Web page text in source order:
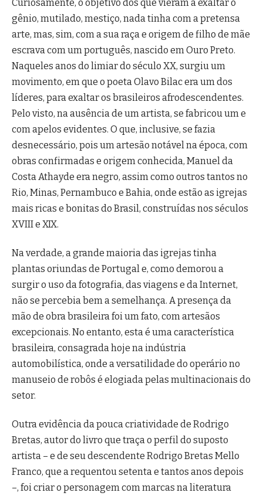
Curiosamente, o objetivo dos que vieram a exaltar o
gênio, mutilado, mestiço, nada tinha com a pretensa
arte, mas, sim, com a sua raça e origem de filho de mãe
escrava com um português, nascido em Ouro Preto.
Naqueles anos do limiar do século XX, surgiu um
movimento, em que o poeta Olavo Bilac era um dos
líderes, para exaltar os brasileiros afrodescendentes.
Pelo visto, na ausência de um artista, se fabricou um e
com apelos evidentes. O que, inclusive, se fazia
desnecessário, pois um artesão notável na época, com
obras confirmadas e origem conhecida, Manuel da
Costa Athayde era negro, assim como outros tantos no
Rio, Minas, Pernambuco e Bahia, onde estão as igrejas
mais ricas e bonitas do Brasil, construídas nos séculos
XVIII e XIX.
Na verdade, a grande maioria das igrejas tinha
plantas oriundas de Portugal e, como demorou a
surgir o uso da fotografia, das viagens e da Internet,
não se percebia bem a semelhança. A presença da
mão de obra brasileira foi um fato, com artesãos
excepcionais. No entanto, esta é uma característica
brasileira, consagrada hoje na indústria
automobilística, onde a versatilidade do operário no
manuseio de robôs é elogiada pelas multinacionais do
setor.
Outra evidência da pouca criatividade de Rodrigo
Bretas, autor do livro que traça o perfil do suposto
artista – e de seu descendente Rodrigo Bretas Mello
Franco, que a requentou setenta e tantos anos depois
–, foi criar o personagem com marcas na literatura